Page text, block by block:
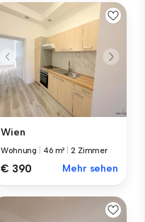
Wien
Wohnung 46 m² |2 Zimmer
€ 390 Mehr sehen